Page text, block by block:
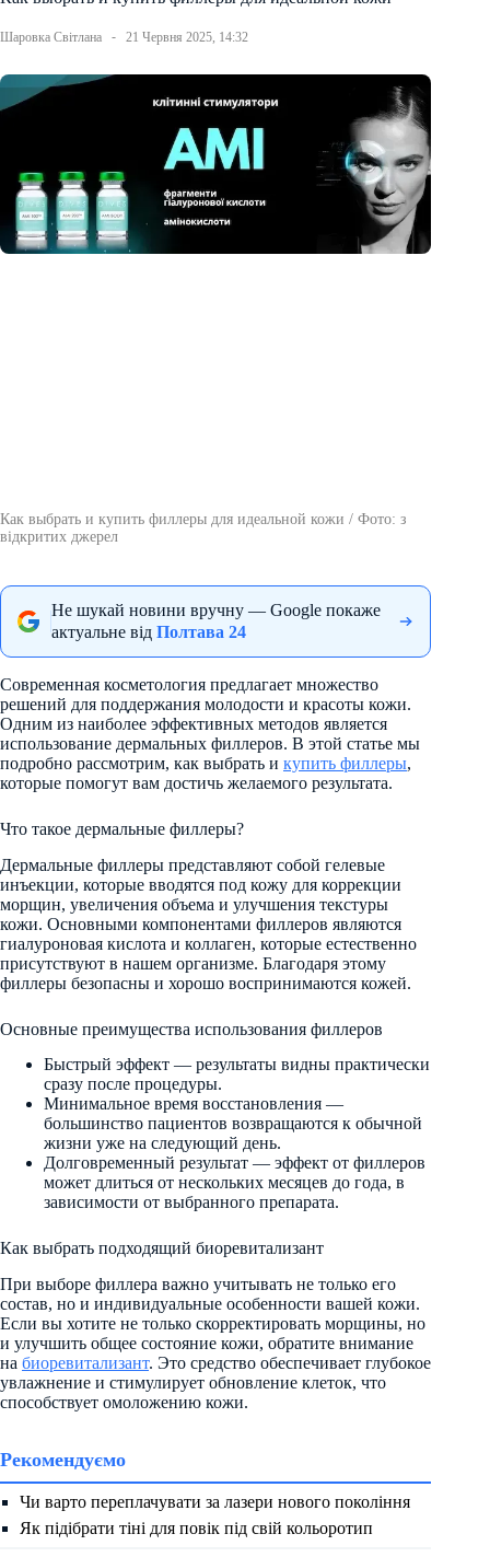
Шаровка Світлана 21 Червня 2025, 14:32
Как выбрать и купить филлеры для идеальной кожи / Фото: з
відкритих джерел
Не шукай новини вручну — Google покаже
актуальне від Полтава 24
Современная косметология предлагает множество
решений для поддержания молодости и красоты кожи.
Одним из наиболее эффективных методов является
использование дермальных филлеров. В этой статье мы
подробно рассмотрим, как выбрать и купить филлеры,
которые помогут вам достичь желаемого результата.
Что такое дермальные филлеры?
Дермальные филлеры представляют собой гелевые
инъекции, которые вводятся под кожу для коррекции
морщин, увеличения объема и улучшения текстуры
кожи. Основными компонентами филлеров являются
гиалуроновая кислота и коллаген, которые естественно
присутствуют в нашем организме. Благодаря этому
филлеры безопасны и хорошо воспринимаются кожей.
Основные преимущества использования филлеров
Быстрый эффект — результаты видны практически
сразу после процедуры.
Минимальное время восстановления —
большинство пациентов возвращаются к обычной
жизни уже на следующий день.
Долговременный результат — эффект от филлеров
может длиться от нескольких месяцев до года, в
зависимости от выбранного препарата.
Как выбрать подходящий биоревитализант
При выборе филлера важно учитывать не только его
состав, но и индивидуальные особенности вашей кожи.
Если вы хотите не только скорректировать морщины, но
и улучшить общее состояние кожи, обратите внимание
на биоревитализант. Это средство обеспечивает глубокое
увлажнение и стимулирует обновление клеток, что
способствует омоложению кожи.
Рекомендуємо
Чи варто переплачувати за лазери нового покоління
Як підібрати тіні для повік під свій кольоротип